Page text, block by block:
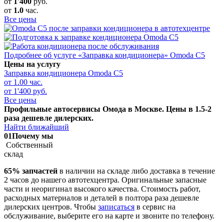
от 1.0 час.
Все цены
Подробнее об услуге «Заправка кондиционера» Omoda C5
Цены на услугу
Заправка кондиционера Omoda C5
от 1.00 час.
от 1'400 руб.
Все цены
Профильные автосервисы Омода в Москве. Цены в 1.5-2
раза дешевле дилерских.
Найти ближайший
01Почему мы
Собственный
склад
65% запчастей в наличии на складе либо доставка в течение
2 часов до нашего автотехцентра. Оригинальные запасные
части и неоригинал высокого качества. Стоимость работ,
расходных материалов и деталей в полтора раза дешевле
дилерских центров. Чтобы записаться в сервис на
обслуживание, выберите его на карте и звоните по телефону.